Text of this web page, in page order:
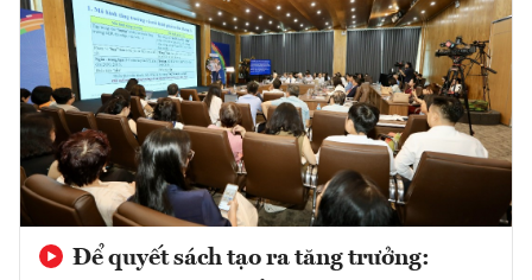
Để quyết sách tạo ra tăng trưởng: